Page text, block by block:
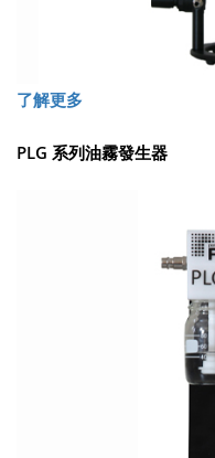
了解更多
PLG 系列油霧發生器